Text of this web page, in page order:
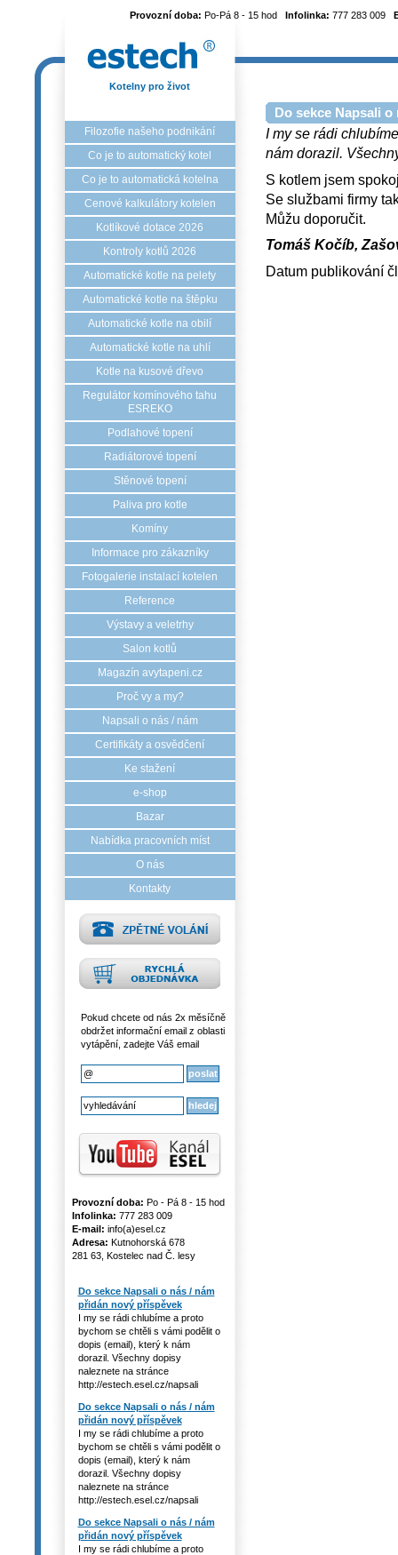
Provozní doba: Po-Pá 8 - 15 hod Infolinka: 777 283 009
Kotelny pro život
Filozofie našeho podnikání
Co je to automatický kotel
Co je to automatická kotelna
Cenové kalkulátory kotelen
Kotlíkové dotace 2026
Kontroly kotlů 2026
Automatické kotle na pelety
Automatické kotle na štěpku
Automatické kotle na obilí
Automatické kotle na uhlí
Kotle na kusové dřevo
Regulátor komínového tahu
ESREKO
Podlahové topení
Radiátorové topení
Stěnové topení
Paliva pro kotle
Komíny
Informace pro zákazníky
Fotogalerie instalací kotelen
Reference
Výstavy a veletrhy
Salon kotlů
Magazín avytapeni.cz
Proč vy a my?
Napsali o nás / nám
Certifikáty a osvědčení
Ke stažení
e-shop
Bazar
Nabídka pracovních míst
O nás
Kontakty
Pokud chcete od nás 2x měsíčně
obdržet informační email z oblasti
vytápění, zadejte Váš email
Provozní doba: Po - Pá 8 - 15 hod
Infolinka: 777 283 009
E-mail: info(a)esel.cz
Adresa: Kutnohorská 678
281 63, Kostelec nad Č. lesy
Do sekce Napsali o nás / nám
přidán nový příspěvek
I my se rádi chlubíme a proto
bychom se chtěli s vámi podělit o
dopis (email), který k nám
dorazil. Všechny dopisy
naleznete na stránce
http://estech.esel.cz/napsali
Do sekce Napsali o nás / nám
přidán nový příspěvek
I my se rádi chlubíme a proto
bychom se chtěli s vámi podělit o
dopis (email), který k nám
dorazil. Všechny dopisy
naleznete na stránce
http://estech.esel.cz/napsali
Do sekce Napsali o nás / nám
přidán nový příspěvek
I my se rádi chlubíme a proto
Do sekce Napsali
I my se rádi
nám dorazil.
S kotlem jsem
Se službami firmy
Můžu doporučit.
Tomáš Kočíb,
Datum publikování